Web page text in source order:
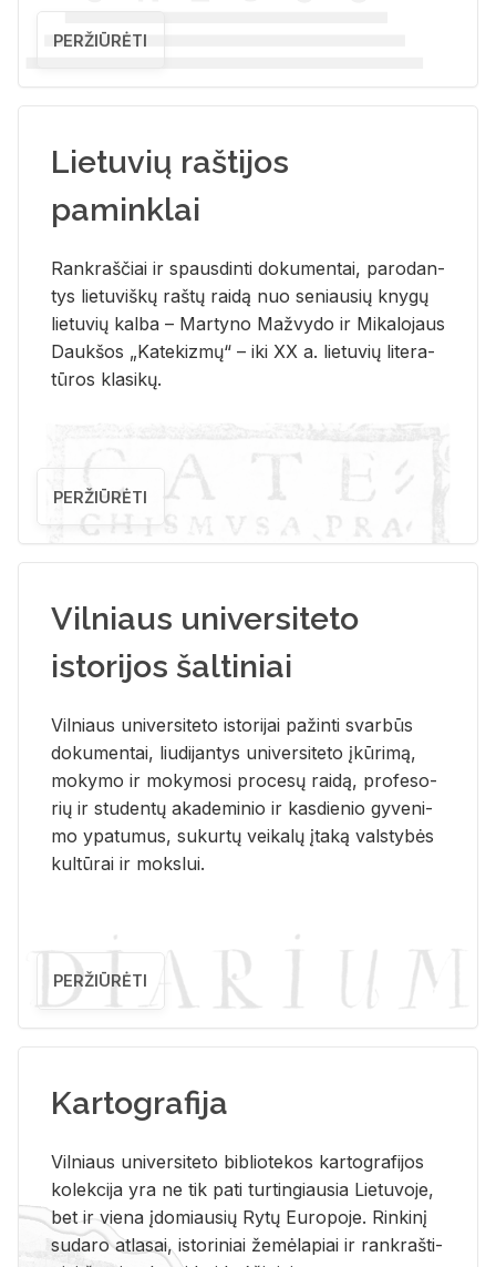
PERŽIŪRĖTI
Lietuvių raštijos
paminklai
Rank­raš­čiai ir spaus­din­ti do­ku­men­tai, pa­ro­dan­
tys lie­tu­viš­kų raš­tų rai­dą nuo se­niau­sių kny­gų
lie­tu­vių kal­ba – Mar­ty­no Ma­žvy­do ir Mi­ka­lo­jaus
Dauk­šos „Ka­te­kiz­mų“ – iki XX a. lie­tu­vių li­te­ra­
tū­ros kla­si­kų.
PERŽIŪRĖTI
Vilniaus universiteto
istorijos šaltiniai
Vil­niaus uni­ver­si­te­to is­to­ri­jai pa­žin­ti svar­būs
do­ku­men­tai, liu­di­jan­tys uni­ver­si­te­to įkū­ri­mą,
mo­ky­mo ir mo­ky­mo­si pro­ce­sų rai­dą, pro­fe­so­
rių ir stu­den­tų aka­de­mi­nio ir kas­die­nio gy­ve­ni­
mo ypa­tu­mus, su­kur­tų vei­ka­lų įta­ką vals­ty­bės
kul­tū­rai ir moks­lui.
PERŽIŪRĖTI
Kartografija
Vil­niaus uni­ver­si­te­to bi­b­lio­te­kos kar­to­gra­fi­jos
ko­lek­ci­ja yra ne tik pati tur­tin­giau­sia Lie­tu­vo­je,
bet ir vie­na įdo­miau­sių Rytų Eu­ro­po­je. Rin­ki­nį
su­da­ro at­la­sai, is­to­ri­niai že­mė­la­piai ir rank­raš­ti­